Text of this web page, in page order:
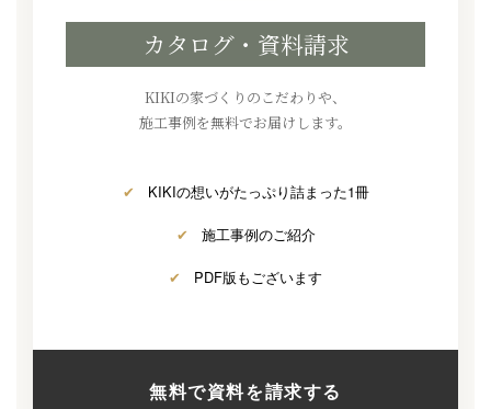
カタログ・資料請求
KIKIの家づくりのこだわりや、
施工事例を無料でお届けします。
✔ KIKIの想いがたっぷり詰まった1冊
✔ 施工事例のご紹介
✔ PDF版もございます
無料で資料を請求する